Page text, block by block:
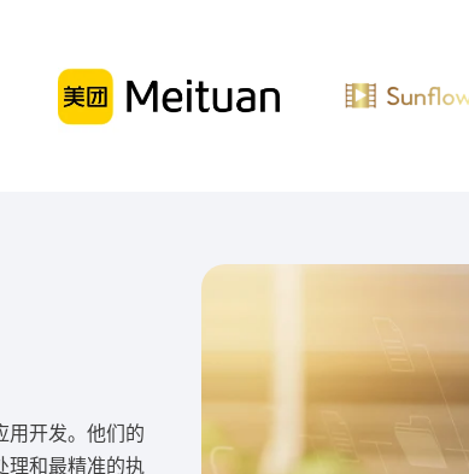
用开发。他们的
理和最精准的执